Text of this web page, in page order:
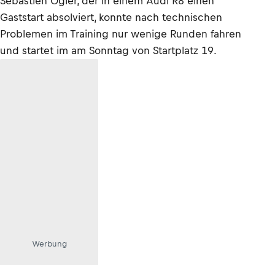
Gaststart absolviert, konnte nach technischen
Problemen im Training nur wenige Runden fahren
und startet im am Sonntag von Startplatz 19.
Werbung